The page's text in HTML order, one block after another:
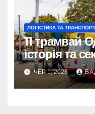
ЛОГІСТИКА ТА ТРАНСПОРТ
11 трамвай
історія та
шляху
ЧЕР 1, 2026